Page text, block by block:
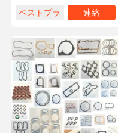
ベストプラ
連絡